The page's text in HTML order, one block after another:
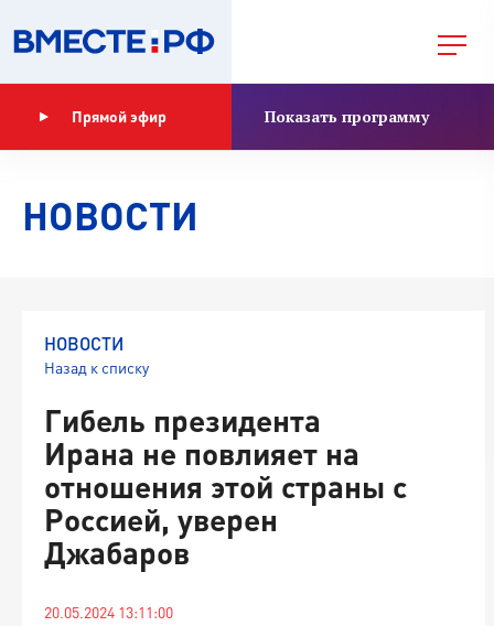
Прямой эфир Показать программу
НОВОСТИ
НОВОСТИ
Назад к списку
Гибель президента
Ирана не повлияет на
отношения этой страны с
Россией, уверен
Джабаров
20.05.2024 13:11:00